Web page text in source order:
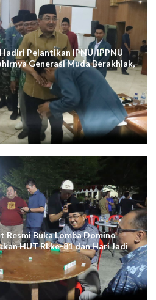
Pelantikan IPNU-IPPNU
Generasi Muda Berakhlak,
dan Berdaya Saing
Resmi Buka Lomba Domino
HUT RI ke-81 dan Hari Jadi
Tanjab Barat